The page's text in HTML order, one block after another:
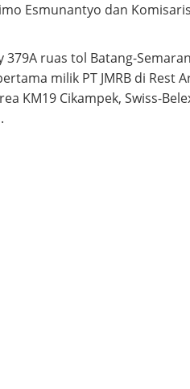
Esmunantyo dan
ruas tol Batang-
milik PT JMRB di Rest
KM19 Cikampek, Swiss-